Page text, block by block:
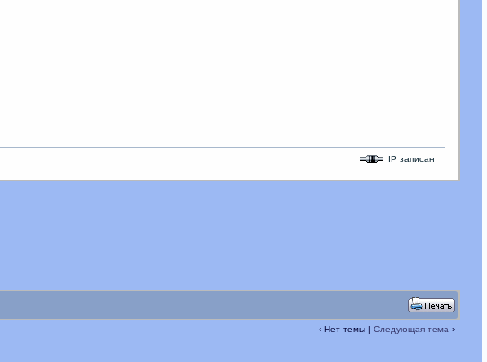
IP записан
‹ Нет темы |Следующая тема ›